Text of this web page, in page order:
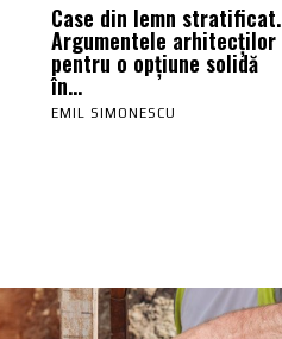
Case din lemn stratificat.
Argumentele arhitecților
pentru o opțiune solidă
în...
EMIL SIMONESCU